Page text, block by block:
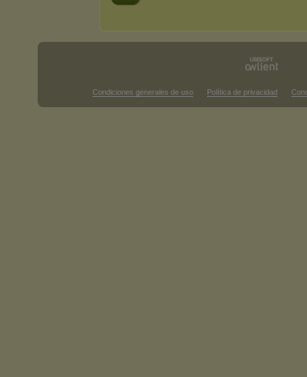
Condiciones generales de uso Política de privacidad